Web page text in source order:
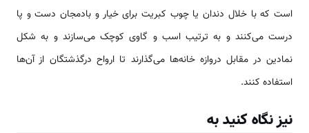
است که با خلال دندان یا چوب کبریت برای خیار و بادمجان دست و پا
درست می‌کنند و به ترتیب اسب و گاوی کوچک می‌سازند و به شکل
نمادین در مقابل دروازه خانه‌ها می‌گذارند تا ارواح درگذشتگان از آن‌ها
استفاده کنند.
نیز نگاه کنید به